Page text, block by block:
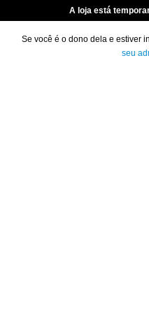
A loja está
Se você é o dono dela e estiver
seu